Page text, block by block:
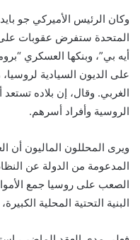
وكان الرئيس الأميركي جو
المتحدة ستفرض عقوبات
أيه بي”، وبنكها العسكري
على الديون السيادية لروسيا،
الغربي. وقال، إن بلاده
الروسية وأفراد أسرهم.
ويرى المحللون الماليون أن
المدعومة من الدولة عن
الصعب على روسيا جمع
البنية التحتية المحلية